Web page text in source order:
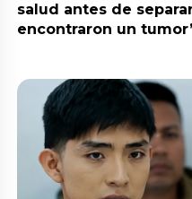
salud antes de
encontraron un